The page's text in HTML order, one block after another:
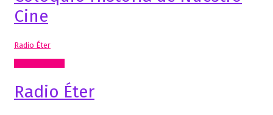
Cine
Radio Éter
Radio Éter